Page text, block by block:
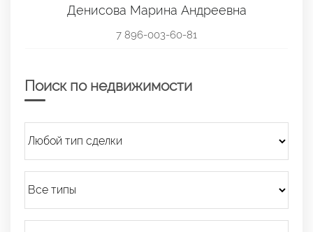
Денисова Марина Андреевна
7 896-003-60-81
Поиск по недвижимости